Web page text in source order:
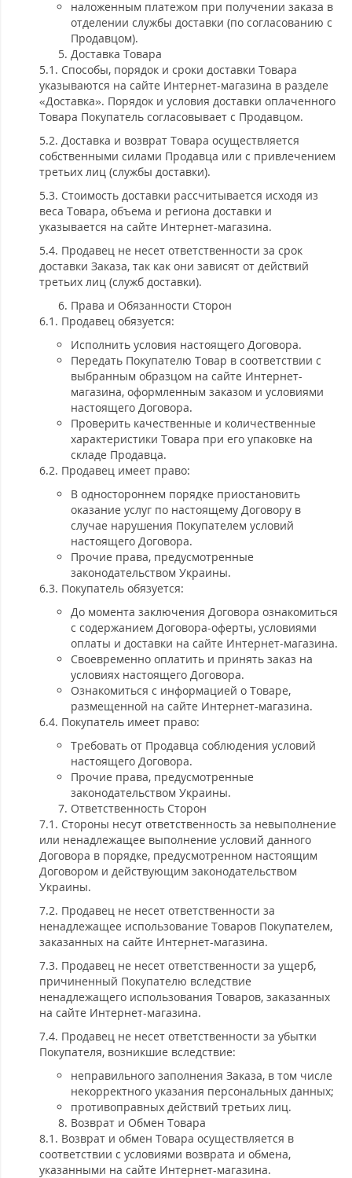
наложенным платежом при получении заказа в
отделении службы доставки (по согласованию с
Продавцом).
Доставка Товара
5.1. Способы, порядок и сроки доставки Товара
указываются на сайте Интернет-магазина в разделе
«Доставка». Порядок и условия доставки оплаченного
Товара Покупатель согласовывает с Продавцом.
5.2. Доставка и возврат Товара осуществляется
собственными силами Продавца или с привлечением
третьих лиц (службы доставки).
5.3. Стоимость доставки рассчитывается исходя из
веса Товара, объема и региона доставки и
указывается на сайте Интернет-магазина.
5.4. Продавец не несет ответственности за срок
доставки Заказа, так как они зависят от действий
третьих лиц (служб доставки).
Права и Обязанности Сторон
6.1. Продавец обязуется:
Исполнить условия настоящего Договора.
Передать Покупателю Товар в соответствии с
выбранным образцом на сайте Интернет-
магазина, оформленным заказом и условиями
настоящего Договора.
Проверить качественные и количественные
характеристики Товара при его упаковке на
складе Продавца.
6.2. Продавец имеет право:
В одностороннем порядке приостановить
оказание услуг по настоящему Договору в
случае нарушения Покупателем условий
настоящего Договора.
Прочие права, предусмотренные
законодательством Украины.
6.3. Покупатель обязуется:
До момента заключения Договора ознакомиться
с содержанием Договора-оферты, условиями
оплаты и доставки на сайте Интернет-магазина.
Своевременно оплатить и принять заказ на
условиях настоящего Договора.
Ознакомиться с информацией о Товаре,
размещенной на сайте Интернет-магазина.
6.4. Покупатель имеет право:
Требовать от Продавца соблюдения условий
настоящего Договора.
Прочие права, предусмотренные
законодательством Украины.
Ответственность Сторон
7.1. Стороны несут ответственность за невыполнение
или ненадлежащее выполнение условий данного
Договора в порядке, предусмотренном настоящим
Договором и действующим законодательством
Украины.
7.2. Продавец не несет ответственности за
ненадлежащее использование Товаров Покупателем,
заказанных на сайте Интернет-магазина.
7.3. Продавец не несет ответственности за ущерб,
причиненный Покупателю вследствие
ненадлежащего использования Товаров, заказанных
на сайте Интернет-магазина.
7.4. Продавец не несет ответственности за убытки
Покупателя, возникшие вследствие:
неправильного заполнения Заказа, в том числе
некорректного указания персональных данных;
противоправных действий третьих лиц.
Возврат и Обмен Товара
8.1. Возврат и обмен Товара осуществляется в
соответствии с условиями возврата и обмена,
указанными на сайте Интернет-магазина.